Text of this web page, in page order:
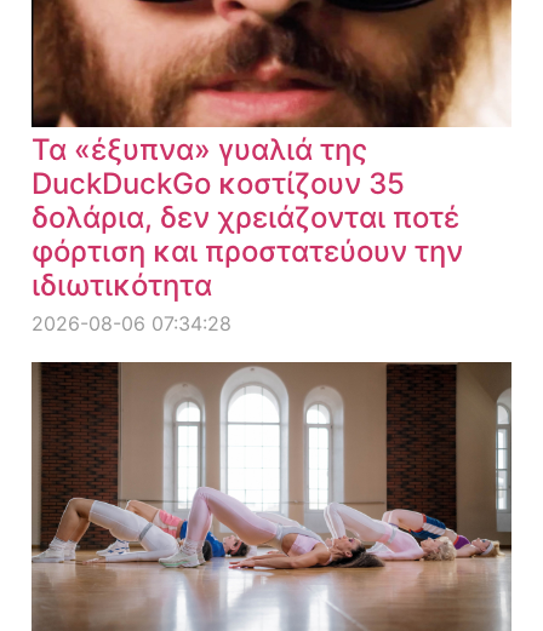
Τα «έξυπνα» γυαλιά της
DuckDuckGo κοστίζουν 35
δολάρια, δεν χρειάζονται ποτέ
φόρτιση και προστατεύουν την
ιδιωτικότητα
2026-08-06 07:34:28